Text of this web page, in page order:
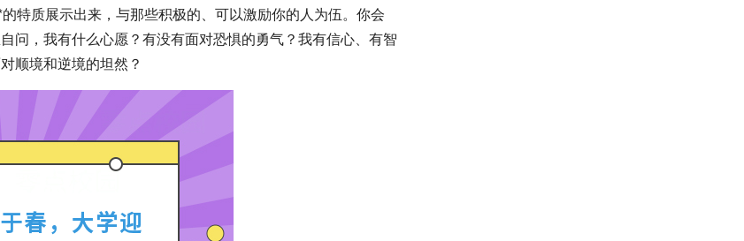
特质展示出来，与那些积极的、可以激励你的人为伍。你会
问，我有什么心愿？有没有面对恐惧的勇气？我有信心、有智
顺境和逆境的坦然？